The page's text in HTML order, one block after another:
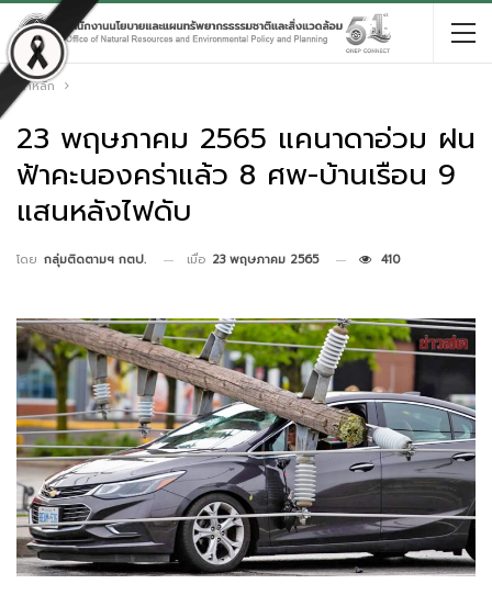
หน้าหลัก
23 พฤษภาคม 2565 แคนาดาอ่วม ฝน
ฟ้าคะนองคร่าแล้ว 8 ศพ-บ้านเรือน 9
แสนหลังไฟดับ
โดย กลุ่มติดตามฯ กตป. เมื่อ 23 พฤษภาคม 2565 410